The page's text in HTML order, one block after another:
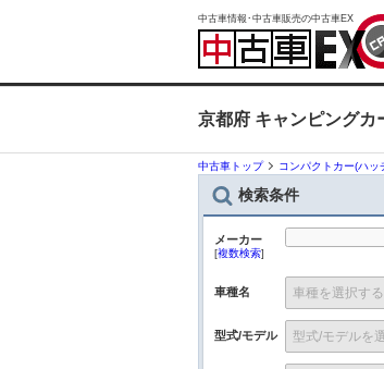
中古車情報･中古車販売の中古車EX
京都府 キャンピングカ
中古車トップ コンパクトカー(ハッ
検索条件
メーカー
[複数検索]
車種名
型式/モデル